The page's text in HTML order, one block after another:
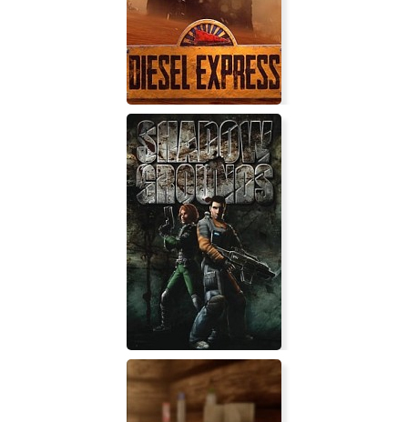
Diaper Dash
Diesel Express VR